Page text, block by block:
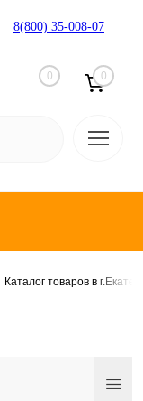
8(800) 35-008-07
0 0
Каталог товаров в